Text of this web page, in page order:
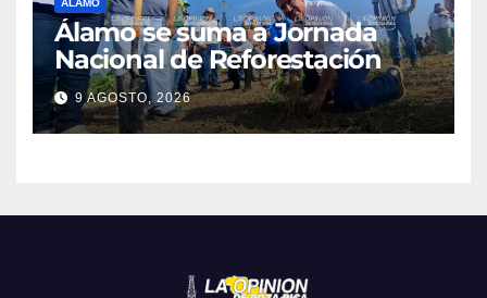
ÁLAMO
Álamo se suma a Jornada
Nacional de Reforestación
9 AGOSTO, 2026